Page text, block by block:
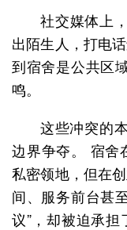
社交媒体上
出陌生人，打电
到宿舍是公共区
鸣。
这些冲突的
边界争夺。 宿舍
私密领地，但在
间、服务前台甚
议”，却被迫承